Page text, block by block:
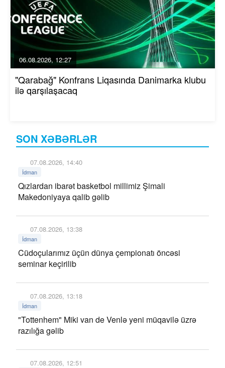
SON XƏBƏRLƏR
07.08.2026, 14:40
İdman
Qızlardan ibarət basketbol millimiz Şimali
Makedoniyaya qalib gəlib
07.08.2026, 13:38
İdman
Cüdoçularımız üçün dünya çempionatı öncəsi
seminar keçirilib
07.08.2026, 13:18
İdman
"Tottenhem" Miki van de Venlə yeni müqavilə üzrə
razılığa gəlib
07.08.2026, 12:51
06.08.2026, 12:27
"Qarabağ" Konfrans Liqasında Danimarka klubu
ilə qarşılaşacaq